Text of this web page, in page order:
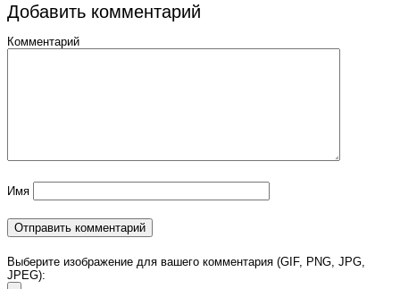
Добавить комментарий
Комментарий
Имя
Выберите изображение для вашего комментария (GIF, PNG, JPG,
JPEG):